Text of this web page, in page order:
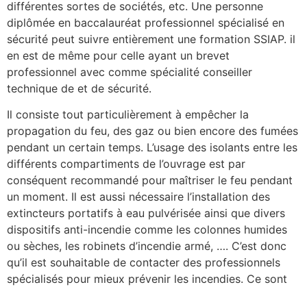
différentes sortes de sociétés, etc. Une personne
diplômée en baccalauréat professionnel spécialisé en
sécurité peut suivre entièrement une formation SSIAP. il
en est de même pour celle ayant un brevet
professionnel avec comme spécialité conseiller
technique de et de sécurité.
Il consiste tout particulièrement à empêcher la
propagation du feu, des gaz ou bien encore des fumées
pendant un certain temps. L’usage des isolants entre les
différents compartiments de l’ouvrage est par
conséquent recommandé pour maîtriser le feu pendant
un moment. Il est aussi nécessaire l’installation des
extincteurs portatifs à eau pulvérisée ainsi que divers
dispositifs anti-incendie comme les colonnes humides
ou sèches, les robinets d’incendie armé, …. C’est donc
qu’il est souhaitable de contacter des professionnels
spécialisés pour mieux prévenir les incendies. Ce sont